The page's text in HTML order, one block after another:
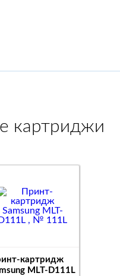
картриджи
картридж
MLT-D111L